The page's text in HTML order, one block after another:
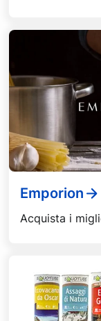
Emporion
Acquista i